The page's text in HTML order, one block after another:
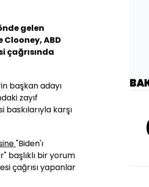
gelen
ABD
çağrısında
başkan adayı
zayıf
baskılarıyla karşı
"Biden'ı
başlıklı bir yorum
çağrısı yapanlar